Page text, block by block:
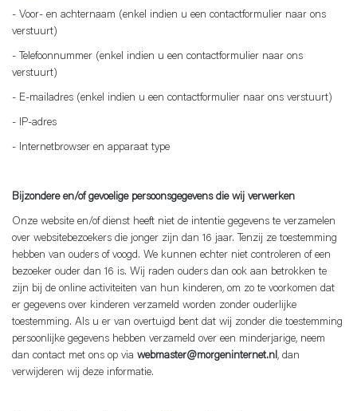
- Voor- en achternaam (enkel indien u een contactformulier naar ons
verstuurt)
- Telefoonnummer (enkel indien u een contactformulier naar ons
verstuurt)
- E-mailadres (enkel indien u een contactformulier naar ons verstuurt)
- IP-adres
- Internetbrowser en apparaat type
Bijzondere en/of gevoelige persoonsgegevens die wij verwerken
Onze website en/of dienst heeft niet de intentie gegevens te verzamelen
over websitebezoekers die jonger zijn dan 16 jaar. Tenzij ze toestemming
hebben van ouders of voogd. We kunnen echter niet controleren of een
bezoeker ouder dan 16 is. Wij raden ouders dan ook aan betrokken te
zijn bij de online activiteiten van hun kinderen, om zo te voorkomen dat
er gegevens over kinderen verzameld worden zonder ouderlijke
toestemming. Als u er van overtuigd bent dat wij zonder die toestemming
persoonlijke gegevens hebben verzameld over een minderjarige, neem
dan contact met ons op via webmaster@morgeninternet.nl, dan
verwijderen wij deze informatie.